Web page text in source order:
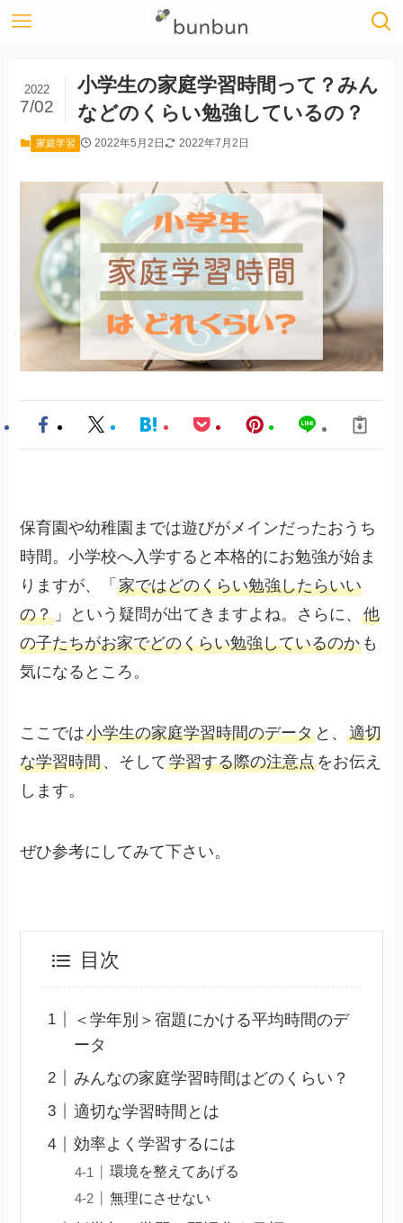
小学生の家庭学習時間って？みん
などのくらい勉強しているの？
2022
7/02
家庭学習 2022年5月2日 2022年7月2日
保育園や幼稚園までは遊びがメインだったおうち
時間。小学校へ入学すると本格的にお勉強が始ま
りますが、「家ではどのくらい勉強したらいい
の？ 」という疑問が出てきますよね。さらに、他
の子たちがお家でどのくらい勉強しているのか も
気になるところ。
ここでは小学生の家庭学習時間のデータ と、適切
な学習時間、そして学習する際の注意点をお伝え
します。
ぜひ参考にしてみて下さい。
目次
＜学年別＞宿題にかける平均時間のデ
ータ
みんなの家庭学習時間はどのくらい？
適切な学習時間とは
効率よく学習するには
環境を整えてあげる
無理にさせない